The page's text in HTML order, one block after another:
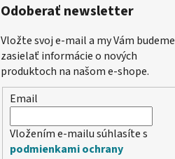
Odoberať newsletter
Vložte svoj e-mail a my Vám budeme
zasielať informácie o nových
produktoch na našom e-shope.
Email
Vložením e-mailu súhlasíte s
podmienkami ochrany